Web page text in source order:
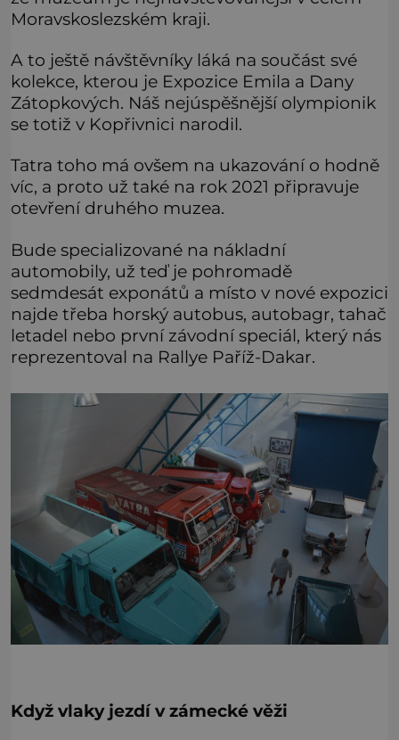
Moravskoslezském kraji.
A to ještě návštěvníky láká na součást své
kolekce, kterou je Expozice Emila a Dany
Zátopkových. Náš nejúspěšnější olympionik
se totiž v Kopřivnici narodil.
Tatra toho má ovšem na ukazování o hodně
víc, a proto už také na rok 2021 připravuje
otevření druhého muzea.
Bude specializované na nákladní
automobily, už teď je pohromadě
sedmdesát exponátů a místo v nové expozici
najde třeba horský autobus, autobagr, tahač
letadel nebo první závodní speciál, který nás
reprezentoval na Rallye Paříž-Dakar.
Když vlaky jezdí v zámecké věži